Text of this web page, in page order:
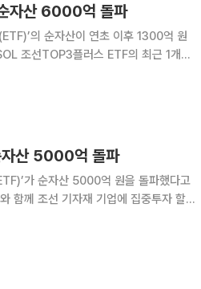
자산 6000억 돌파
의 순자산이 연초 이후 1300억 원
자산 5000억 돌파
가 순자산 5000억 원을 돌파했다고